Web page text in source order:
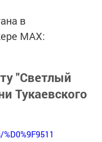
в
MАХ:
"Светлый
Тукаевского